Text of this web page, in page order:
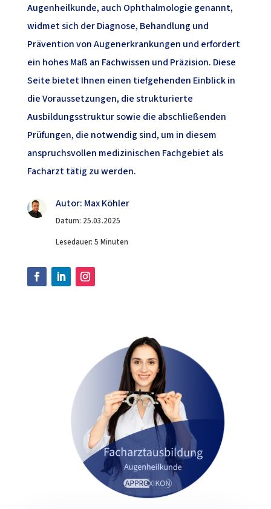
Augenheilkunde, auch Ophthalmologie genannt,
widmet sich der Diagnose, Behandlung und
Prävention von Augenerkrankungen und erfordert
ein hohes Maß an Fachwissen und Präzision. Diese
Seite bietet Ihnen einen tiefgehenden Einblick in
die Voraussetzungen, die strukturierte
Ausbildungsstruktur sowie die abschließenden
Prüfungen, die notwendig sind, um in diesem
anspruchsvollen medizinischen Fachgebiet als
Facharzt tätig zu werden.
Autor: Max Köhler
Datum: 25.03.2025
Lesedauer: 5 Minuten